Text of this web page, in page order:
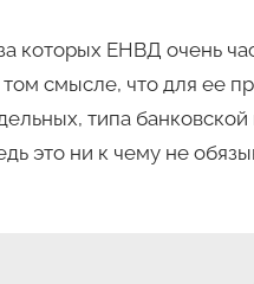
которых ЕНВД очень
смысле, что для ее
типа
это ни к чему не